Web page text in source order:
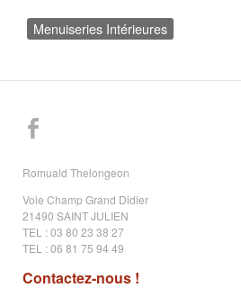
Menuiseries Intérieures
Romuald Thelongeon
Voie Champ Grand Didier
21490 SAINT JULIEN
TEL : 03 80 23 38 27
TEL : 06 81 75 94 49
Contactez-nous !